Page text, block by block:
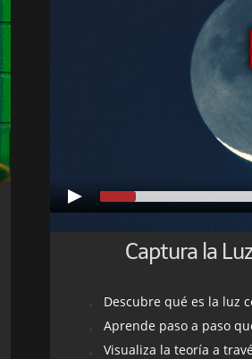
Captura la
Descubre qué es la luz
Aprende paso a paso qué
Visualiza la teoría a